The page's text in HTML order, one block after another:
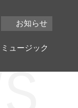
お知らせ
ミュージック